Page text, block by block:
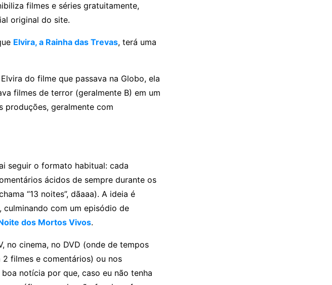
filmes e séries gratuitamente,
original do site.
Elvira, a Rainha das Trevas, terá uma
do filme que passava na Globo, ela
filmes de terror (geralmente B) em um
produções, geralmente com
seguir o formato habitual: cada
ácidos de sempre durante os
“13 noites”, dãaaa). A ideia é
culminando com um episódio de
dos Mortos Vivos.
no cinema, no DVD (onde de tempos
2 filmes e comentários) ou nos
notícia por que, caso eu não tenha